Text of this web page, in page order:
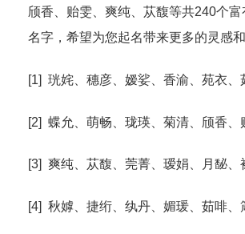
颀香、贻雯、爽纯、苁馥等共240个
名字，希望为您起名带来更多的灵感和
[1] 珖姹、穗彦、嫒娑、香渝、苑衣、
[2] 蝶允、萌畅、珑瑛、菊清、颀香、
[3] 爽纯、苁馥、莞菁、瑷娟、月馝、
[4] 秋嫭、捷绗、纨丹、媚瑗、茹啡、